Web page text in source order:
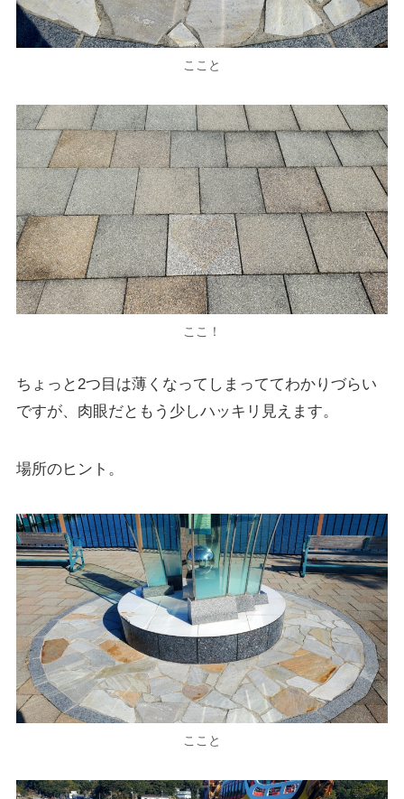
ここと
ここ！
ちょっと2つ目は薄くなってしまっててわかりづらい
ですが、肉眼だともう少しハッキリ見えます。
場所のヒント。
ここと